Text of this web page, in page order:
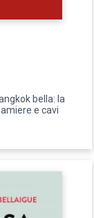
bella: la
e cavi